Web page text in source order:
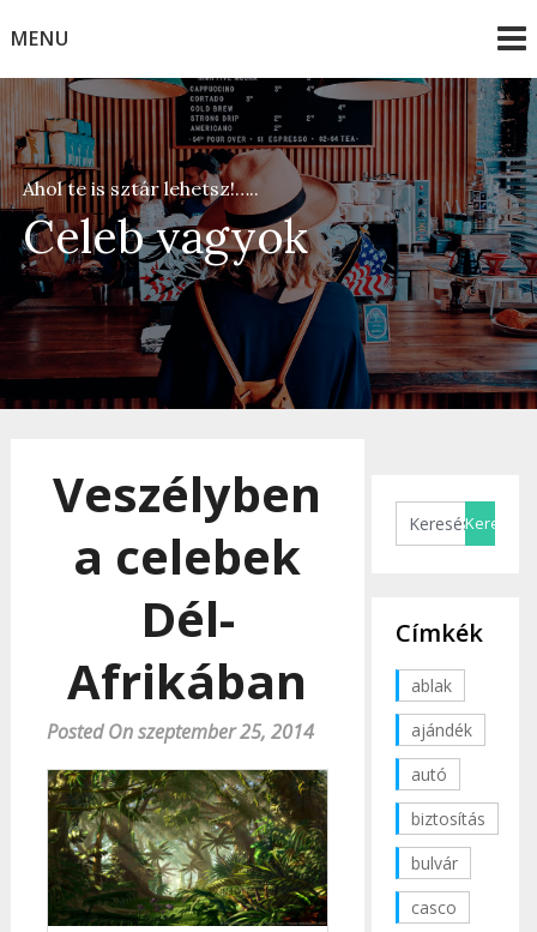
toMENU
Celeb vagyok
Ahol te is sztár lehetsz!…..
Veszélyben
a celebek
Dél-
Afrikában
Posted On szeptember 25, 2014
Címkék
ablak
ajándék
autó
biztosítás
bulvár
casco